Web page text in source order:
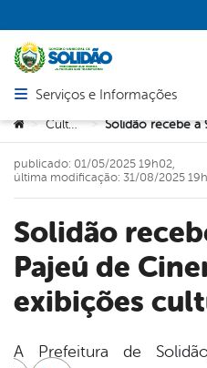
Abrir menu principal de
Serviços e Informações
Você está aqui:
> Cultura >
Solidão recebe a 9ª Mostra
Pajeú de
exibições
publicado: 01/05/2025 19h02,
última modificação: 31/08/2025
A Prefeitura de